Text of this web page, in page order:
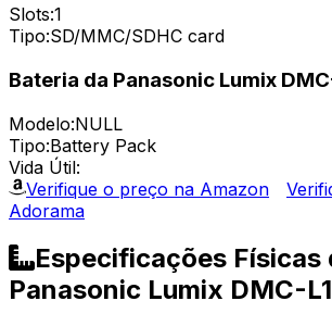
Slots:1
Tipo:SD/MMC/SDHC card
Bateria da Panasonic Lumix
Modelo:NULL
Tipo:Battery Pack
Vida Útil:
Verifique o preço na Amazon
Adorama
Especificações Físicas
Panasonic Lumix DMC-